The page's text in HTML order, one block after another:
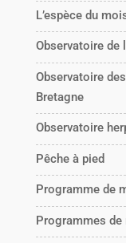
L’espèce du
Observatoire de
Observatoire
Bretagne
Observatoire
Pêche à pied
Programme de
Programmes de